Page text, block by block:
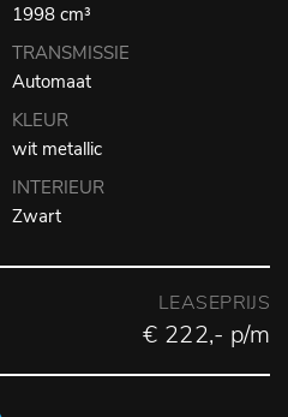
1998 cm³
TRANSMISSIE
Automaat
KLEUR
wit metallic
INTERIEUR
Zwart
LEASEPRIJS
€ 222,- p/m